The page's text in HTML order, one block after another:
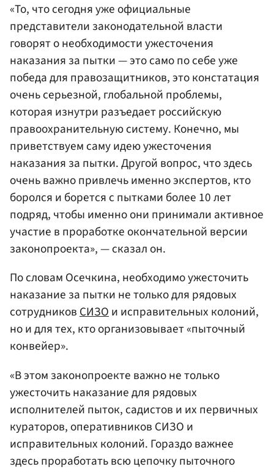
«То, что сегодня уже официальные
представители законодательной власти
говорят о необходимости ужесточения
наказания за пытки — это само по себе уже
победа для правозащитников, это констатация
очень серьезной, глобальной проблемы,
которая изнутри разъедает российскую
правоохранительную систему. Конечно, мы
приветствуем саму идею ужесточения
наказания за пытки. Другой вопрос, что здесь
очень важно привлечь именно экспертов, кто
боролся и борется с пытками более 10 лет
подряд, чтобы именно они принимали активное
участие в проработке окончательной версии
законопроекта», — сказал он.
По словам Осечкина, необходимо ужесточить
наказание за пытки не только для рядовых
сотрудниковСИЗОи исправительных колоний,
но и для тех, кто организовывает «пыточный
конвейер».
«В этом законопроекте важно не только
ужесточить наказание для рядовых
исполнителей пыток, садистов и их первичных
кураторов, оперативников СИЗО и
исправительных колоний. Гораздо важнее
здесь проработать всю цепочку пыточного